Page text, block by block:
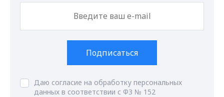
Подписаться
Даю согласие на обработку персональных
данных в соответствии с ФЗ № 152